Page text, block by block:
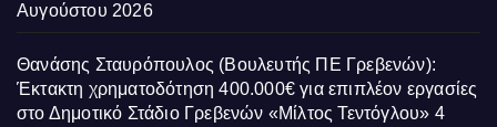
Αυγούστου 2026
Θανάσης Σταυρόπουλος (Βουλευτής ΠΕ Γρεβενών):
Έκτακτη χρηματοδότηση 400.000€ για επιπλέον εργασίες
στο Δημοτικό Στάδιο Γρεβενών «Μίλτος Τεντόγλου» 4